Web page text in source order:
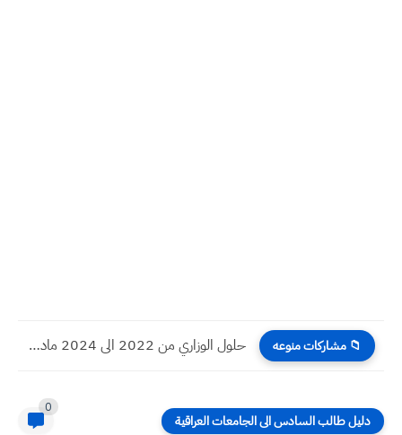
📁 مشاركات منوعه حلول الوزاري من 2022 الى 2024 مادة الاجتماعيات الثالث المتوسط...
دليل طالب السادس الى الجامعات العراقية
0